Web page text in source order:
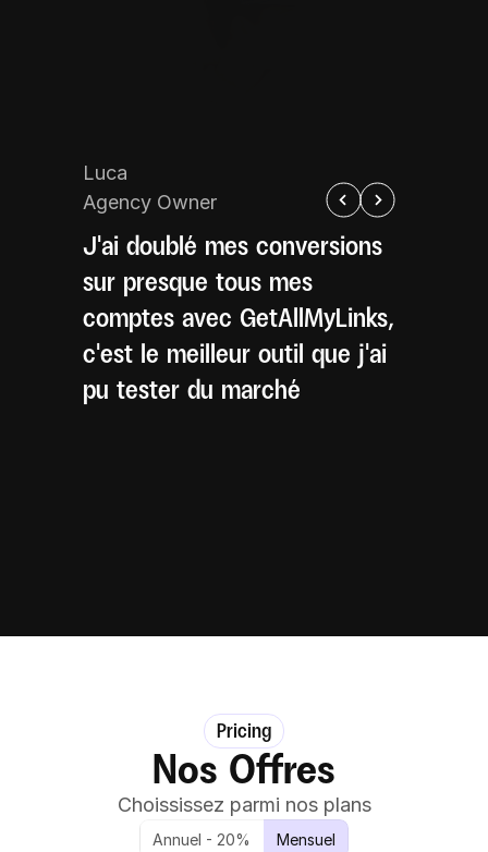
Luca
Agency Owner
J'ai doublé mes conversions
sur presque tous mes
comptes avec GetAllMyLinks,
c'est le meilleur outil que j'ai
pu tester du marché
Pricing
Nos Offres
Choississez parmi nos plans
Annuel - 20% Mensuel